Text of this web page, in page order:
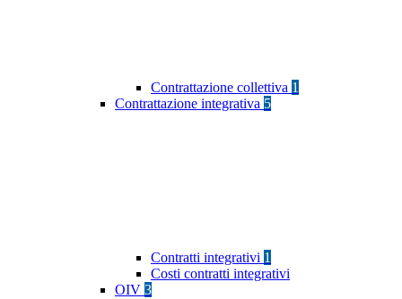
Contrattazione collettiva 1
Contrattazione integrativa 5
Contratti integrativi 1
Costi contratti integrativi
OIV 3